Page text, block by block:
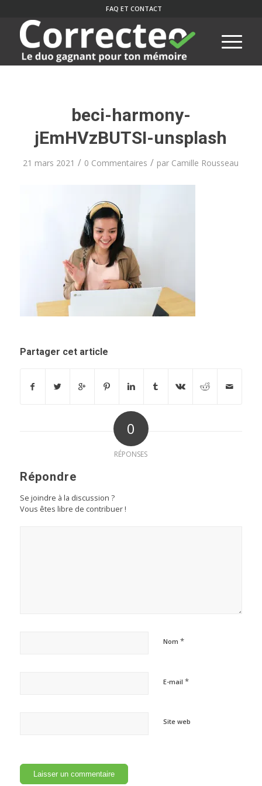
FAQ ET CONTACT
beci-harmony-
jEmHVzBUTSI-unsplash
21 mars 2021 / 0 Commentaires / par Camille Rousseau
Partager cet article
0
RÉPONSES
Répondre
Se joindre à la discussion ?
Vous êtes libre de contribuer !
Nom *
E-mail *
Site web